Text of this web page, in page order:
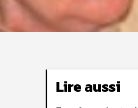
Lire aussi